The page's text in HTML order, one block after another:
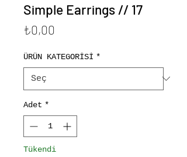
Simple Earrings // 17
₺0,00
ÜRÜN KATEGORİSİ *
Adet *
Tükendi